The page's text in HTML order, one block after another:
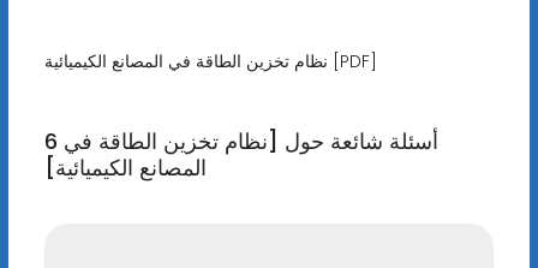
نظام تخزين الطاقة في المصانع الكيميائية [PDF]
6 أسئلة شائعة حول [نظام تخزين الطاقة في
المصانع الكيميائية]